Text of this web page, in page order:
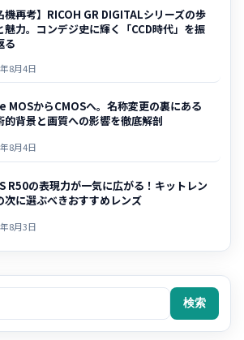
機再考】RICOH GR DIGITALシリーズの歩
魅力。コンデジ史に輝く「CCD時代」を振
る
8月4日
MOSからCMOSへ。名称変更の裏にある
的背景と画質への影響を徹底解剖
8月4日
R50の表現力が一気に広がる！キットレン
次に選ぶべきおすすめレンズ
8月3日
検索